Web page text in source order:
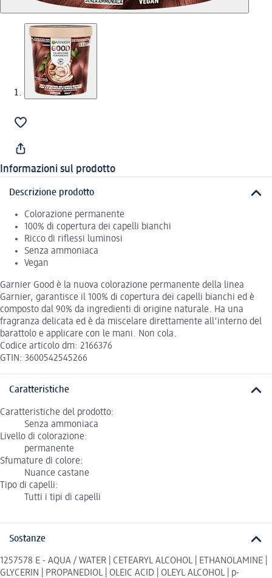
Informazioni sul prodotto
Descrizione prodotto
Colorazione permanente
100% di copertura dei capelli bianchi
Ricco di riflessi luminosi
Senza ammoniaca
Vegan
Garnier Good è la nuova colorazione permanente della linea
Garnier, garantisce il 100% di copertura dei capelli bianchi ed è
composto dal 90% da ingredienti di origine naturale. Ha una
fragranza delicata ed è da miscelare direttamente all'interno del
barattolo e applicare con le mani. Non cola.
Codice articolo dm: 2166376
GTIN: 3600542545266
Caratteristiche
Caratteristiche del prodotto:
Senza ammoniaca
Livello di colorazione:
permanente
Sfumature di colore:
Nuance castane
Tipo di capelli:
Tutti i tipi di capelli
Sostanze
1257578 E - AQUA / WATER | CETEARYL ALCOHOL | ETHANOLAMINE |
GLYCERIN | PROPANEDIOL | OLEIC ACID | OLEYL ALCOHOL | p-